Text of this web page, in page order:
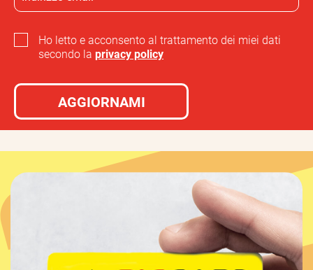
Ho letto e acconsento al trattamento dei miei dati
secondo la privacy policy